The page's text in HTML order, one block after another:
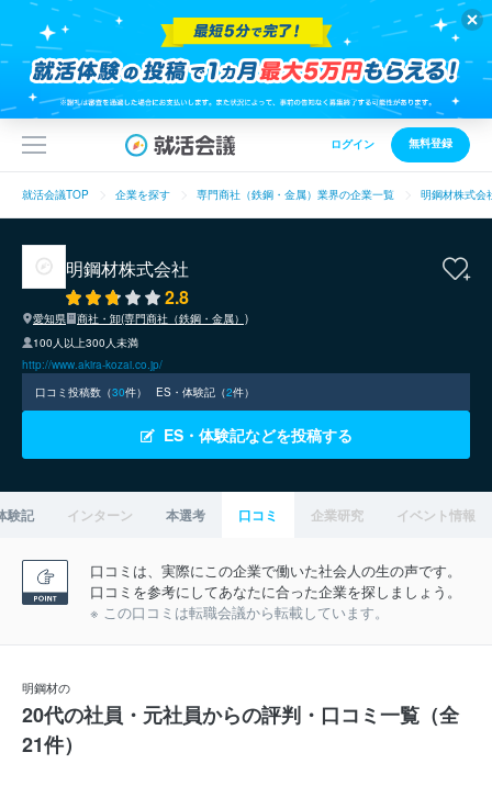
ログイン 無料登録
就活会議TOP 企業を探す 専門商社（鉄鋼・金属）業界の企業一覧 明鋼材株式会
明鋼材株式会社
2.8
愛知県
商社・卸(専門商社（鉄鋼・金属）)
100人以上300人未満
http://www.akira-kozai.co.jp/
口コミ投稿数（30件） ES・体験記（2件）
ES・体験記などを投稿する
験記 インターン 本選考 口コミ 企業研究 イベント情報
口コミは、実際にこの企業で働いた社会人の生の声です。
口コミを参考にしてあなたに合った企業を探しましょう。
※ この口コミは転職会議から転載しています。
明鋼材の
20代の社員・元社員からの評判・口コミ一覧（全
21件）